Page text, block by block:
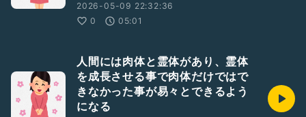
2026-05-09 22:32:36
0
05:01
人間には肉体と霊体があり、霊体
を成長させる事で肉体だけではで
きなかった事が易々とできるよう
になる